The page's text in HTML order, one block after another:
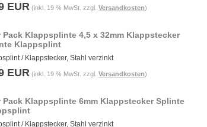
EUR (inkl. 19 % MwSt. zzgl. Versandkosten)
Pack Klappsplinte 4,5 x 32mm Klappstecker
Klappsplint
/ Klappstecker, Stahl verzinkt
EUR (inkl. 19 % MwSt. zzgl. Versandkosten)
Pack Klappsplinte 6mm Klappstecker Splinte
/ Klappstecker, Stahl verzinkt